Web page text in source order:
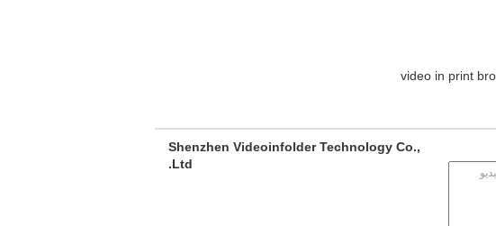
video in print
Shenzhen Videoinfolder Technology Co.,
Ltd.